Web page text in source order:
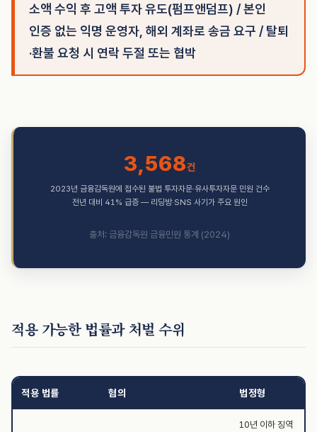
소액 수익 후 고액 투자 유도(펌프앤덤프) / 본인
인증 없는 익명 운영자, 해외 계좌로 송금 요구 / 탈퇴
·환불 요청 시 연락 두절 또는 협박
3,568건
2023년 금융감독원에 접수된 불법 투자자문·유사투자자문 민원 건수
전년 대비 41% 급증 — 리딩방·SNS 사기가 주요 원인
출처: 금융감독원 금융민원 통계 (2024)
적용 가능한 법률과 처벌 수위
적용 법률 혐의 법정형
10년 이하 징역